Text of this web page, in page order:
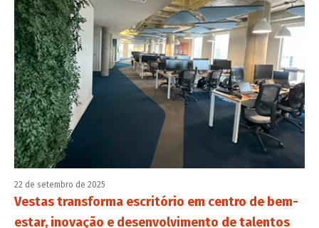
22 de setembro de 2025
Vestas transforma escritório em centro de bem-
estar, inovação e desenvolvimento de talentos